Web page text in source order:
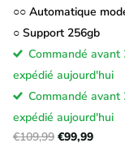
○○ Automatique
○ Support 256gb
Commandé avant
expédié aujourd'hui
Commandé avant
expédié aujourd'hui
€109,99 €99,99